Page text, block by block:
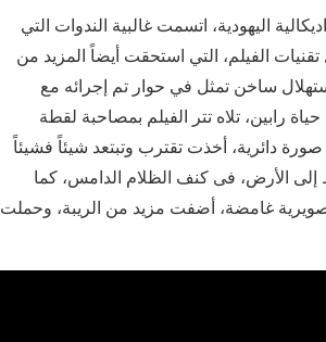
اليهودية، اتسمت غالبية الندوات التي
الفيلم، التي استحقت أيضاً المزيد من
ساخن تمثل في حوار تم إجرائه مع
رابين، تلاه تتر الفيلم بمصاحبة لقطة
دائرية، أخذت تقترب وتبتعد شيئاً فشيئاً
الأرض، فى كنف الظلام الدامس، كما
غامضة، أضفت مزيد من الريبة، وحملت